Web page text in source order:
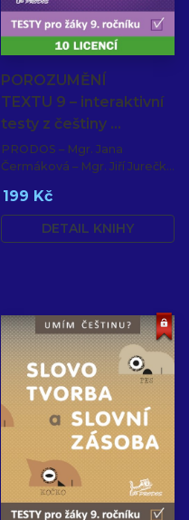
POROZUMĚNÍ
TEXTU 9 – interaktivní
testy z češtiny …
PRODOS – Mgr. Jana
Čermáková – Mgr. Jiří Jurečka
199 Kč
DETAIL KNIHY